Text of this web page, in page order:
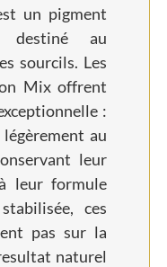
un pigment
destiné au
sourcils. Les
Mix offrent
:
au
leur
leur formule
ces
pas sur la
naturel